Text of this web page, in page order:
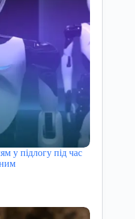
у підлогу під час